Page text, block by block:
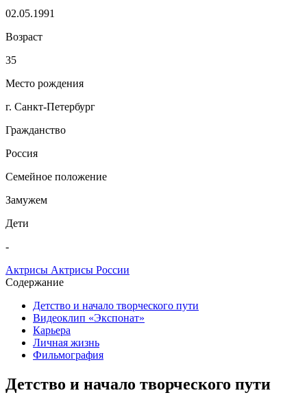
02.05.1991
Возраст
35
Место рождения
г. Санкт-Петербург
Гражданство
Россия
Семейное положение
Замужем
Дети
-
Актрисы Актрисы России
Содержание
Детство и начало творческого пути
Видеоклип «Экспонат»
Карьера
Личная жизнь
Фильмография
Детство и начало творческого пути